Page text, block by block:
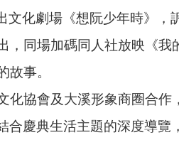
化劇場《想阮少年時》，
同場加碼同人社放映《
事。
協會及大溪形象商圈合
慶典生活主題的深度導覽